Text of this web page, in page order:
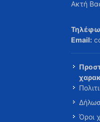
Ακτή
Email:
Όροι